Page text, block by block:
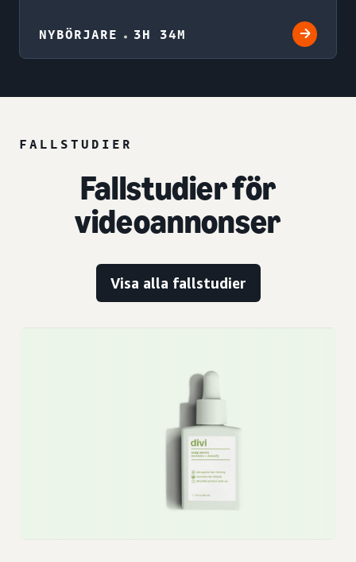
NYBÖRJARE 3H 34M
FALLSTUDIER
Fallstudier för
videoannonser
Visa alla fallstudier